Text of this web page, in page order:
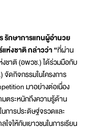
รักษาการแทนผู้อำนวย
งชาติ กล่าวว่า “ที่ผ่าน
าติ (อพวช.) ได้ร่วมมือกับ
จัดกิจกรรมในโครงการ
มาอย่างต่อเนื่อง
มตระหนักถึงความรู้ด้าน
การประดิษฐ์จรวดและ
จให้กับเยาวชนในการเรียน